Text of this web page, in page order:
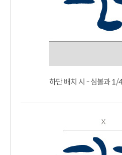
하단 배치 시 - 심볼과 1/